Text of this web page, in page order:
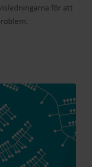
för att